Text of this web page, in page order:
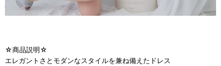
☆商品説明☆
エレガントさとモダンなスタイルを兼ね備えたドレス